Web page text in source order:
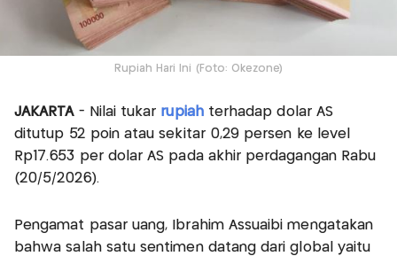
Rupiah Hari Ini (Foto: Okezone)
JAKARTA- Nilai tukar rupiahterhadap dolar AS
ditutup 52 poin atau sekitar 0,29 persen ke level
Rp17.653 per dolar AS pada akhir perdagangan Rabu
(20/5/2026).
Pengamat pasar uang, Ibrahim Assuaibi mengatakan
bahwa salah satu sentimen datang dari global yaitu